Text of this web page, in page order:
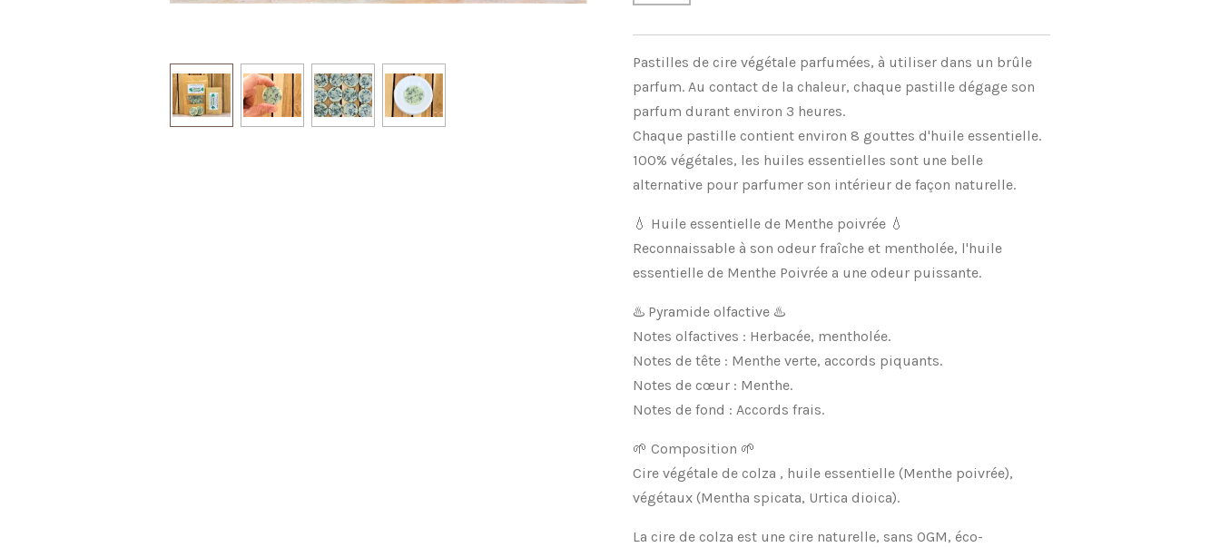
Pastilles de cire végétale parfumées, à utiliser dans un brûle
parfum. Au contact de la chaleur, chaque pastille dégage son
parfum durant environ 3 heures.
Chaque pastille contient environ 8 gouttes d'huile essentielle.
100% végétales, les huiles essentielles sont une belle
alternative pour parfumer son intérieur de façon naturelle.
💧 Huile essentielle de Menthe poivrée 💧
Reconnaissable à son odeur fraîche et mentholée, l'huile
essentielle de Menthe Poivrée a une odeur puissante.
♨️ Pyramide olfactive ♨️
Notes olfactives : Herbacée, mentholée.
Notes de tête : Menthe verte, accords piquants.
Notes de cœur : Menthe.
Notes de fond : Accords frais.
🌱 Composition 🌱
Cire végétale de colza , huile essentielle (Menthe poivrée),
végétaux (Mentha spicata, Urtica dioica).
La cire de colza est une cire naturelle, sans OGM, éco-